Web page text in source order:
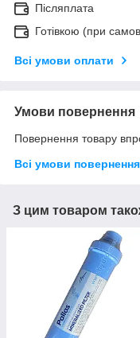
Післяплата
Готівкою (при
Всі умови оплати
Умови повернення
Повернення товару
Всі умови повернення
З цим товаром